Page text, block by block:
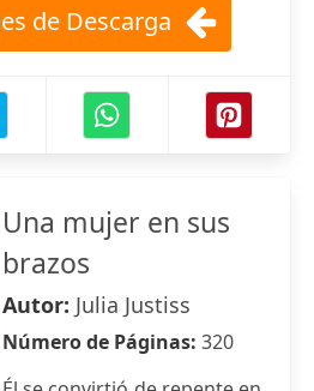
de Descarga
Una mujer en sus
brazos
Autor: Julia Justiss
Número de Páginas: 320